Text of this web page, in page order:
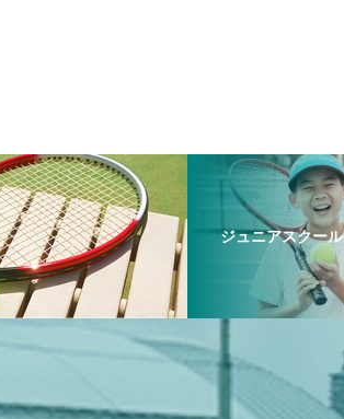
ジュニアスクール